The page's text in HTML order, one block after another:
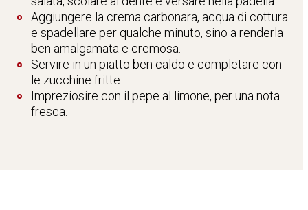
Aggiungere la crema carbonara, acqua di cottura
e spadellare per qualche minuto, sino a renderla
ben amalgamata e cremosa.
Servire in un piatto ben caldo e completare con
le zucchine fritte.
Impreziosire con il pepe al limone, per una nota
fresca.